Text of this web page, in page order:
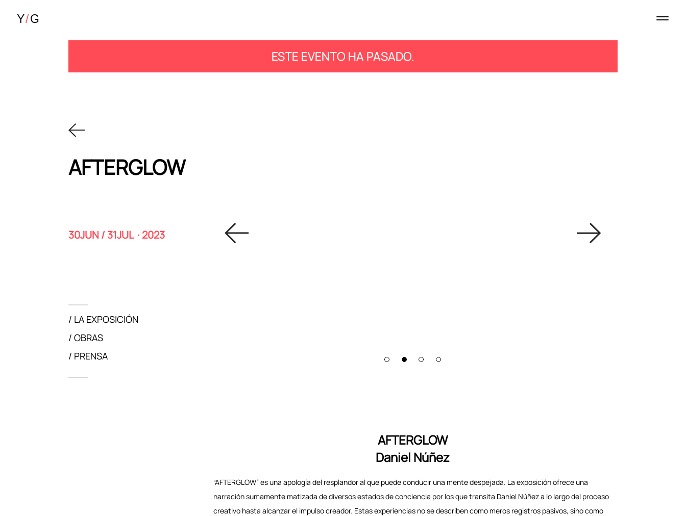
ESTE EVENTO HA PASADO.
AFTERGLOW
30JUN / 31JUL · 2023
LA EXPOSICIÓN
OBRAS
PRENSA
AFTERGLOW
Daniel Núñez
“AFTERGLOW” es una apología del resplandor al que puede conducir una mente despejada. La exposición ofrece una
narración sumamente matizada de diversos estados de conciencia por los que transita Daniel Núñez a lo largo del proceso
creativo hasta alcanzar el impulso creador. Estas experiencias no se describen como meros registros pasivos, sino como